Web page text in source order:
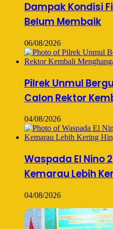
Dampak Kondisi
Belum Membaik
06/08/2026
Pilrek Unmul
Calon Rektor
04/08/2026
Waspada El Nino
Kemarau Lebih
04/08/2026